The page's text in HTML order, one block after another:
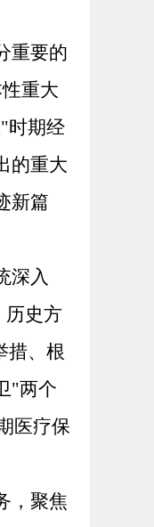
重要的
重大
时期经
的重大
新篇
深入
历史方
措、根
"两个
医疗保
，聚焦